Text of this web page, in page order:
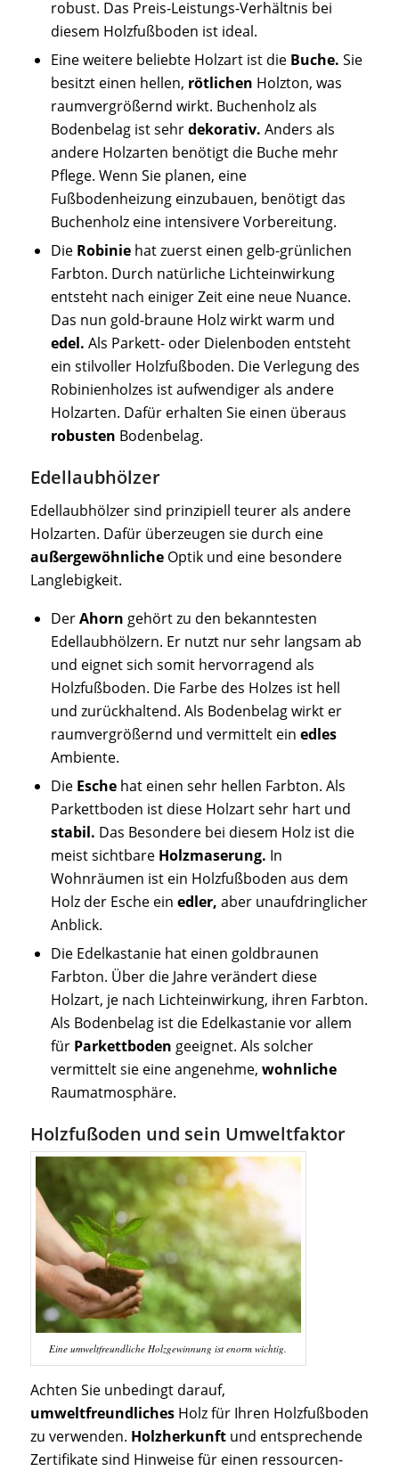
robust. Das Preis-Leistungs-Verhältnis bei
diesem Holzfußboden ist ideal.
Eine weitere beliebte Holzart ist die Buche. Sie
besitzt einen hellen, rötlichen Holzton, was
raumvergrößernd wirkt. Buchenholz als
Bodenbelag ist sehrdekorativ. Anders als
andere Holzarten benötigt die Buche mehr
Pflege. Wenn Sie planen, eine
Fußbodenheizung einzubauen, benötigt das
Buchenholz eine intensivere Vorbereitung.
Die Robiniehat zuerst einen gelb-grünlichen
Farbton. Durch natürliche Lichteinwirkung
entsteht nach einiger Zeit eine neue Nuance.
Das nun gold-braune Holz wirkt warm und
edel. Als Parkett- oder Dielenboden entsteht
ein stilvoller Holzfußboden. Die Verlegung des
Robinienholzes ist aufwendiger als andere
Holzarten. Dafür erhalten Sie einen überaus
robusten Bodenbelag.
Edellaubhölzer
Edellaubhölzer sind prinzipiell teurer als andere
Holzarten. Dafür überzeugen sie durch eine
außergewöhnlicheOptik und eine besondere
Langlebigkeit.
DerAhorn gehört zu den bekanntesten
Edellaubhölzern. Er nutzt nur sehr langsam ab
und eignet sich somit hervorragend als
Holzfußboden. Die Farbe des Holzes ist hell
und zurückhaltend. Als Bodenbelag wirkt er
raumvergrößernd und vermittelt ein edles
Ambiente.
Die Eschehat einen sehr hellen Farbton. Als
Parkettboden ist diese Holzart sehr hart und
stabil. Das Besondere bei diesem Holz ist die
meist sichtbare Holzmaserung. In
Wohnräumen ist ein Holzfußboden aus dem
Holz der Esche ein edler, aber unaufdringlicher
Anblick.
Die Edelkastanie hat einen goldbraunen
Farbton. Über die Jahre verändert diese
Holzart, je nach Lichteinwirkung, ihren Farbton.
Als Bodenbelag ist die Edelkastanie vor allem
für Parkettboden geeignet. Als solcher
vermittelt sie eine angenehme, wohnliche
Raumatmosphäre.
Holzfußoden und sein Umweltfaktor
Eine umweltfreundliche Holzgewinnung ist enorm wichtig.
Achten Sie unbedingt darauf,
umweltfreundlichesHolz für Ihren Holzfußboden
zu verwenden. Holzherkunftund entsprechende
Zertifikate sind Hinweise für einen ressourcen-